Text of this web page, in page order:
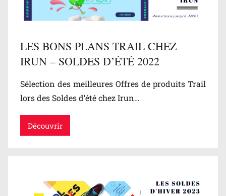
LES BONS PLANS TRAIL CHEZ
IRUN – SOLDES D’ÉTÉ 2022
Sélection des meilleures Offres de produits Trail
lors des Soldes d’été chez Irun…
Découvrir